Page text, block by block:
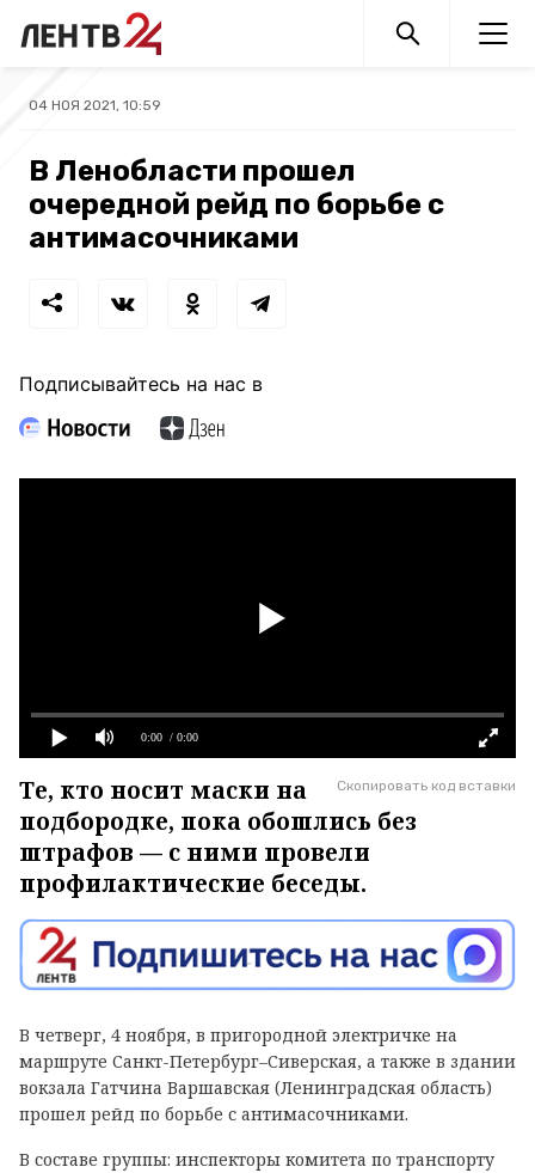
04 НОЯ 2021, 10:59
В Ленобласти прошел
очередной рейд по борьбе с
антимасочниками
Подписывайтесь на нас в
0:00 / 0:00
Скопировать код вставки
Те, кто носит маски на
подбородке, пока обошлись без
штрафов — с ними провели
профилактические беседы.
В четверг, 4 ноября, в пригородной электричке на
маршруте Санкт-Петербург–Сиверская, а также в здании
вокзала Гатчина Варшавская (Ленинградская область)
прошел рейд по борьбе с антимасочниками.
В составе группы: инспекторы комитета по транспорту